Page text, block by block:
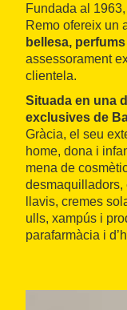
Fundada al
Remo ofereix un
bellesa,
assessorament
clientela.
Situada en una
exclusives de
Gràcia, el seu
home, dona i
mena de
desmaquilladors,
llavis, cremes
ulls, xampús i
parafarmàcia i